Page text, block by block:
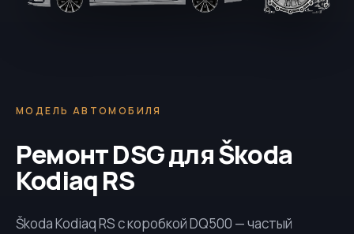
МОДЕЛЬ АВТОМОБИЛЯ
Ремонт DSG для Škoda
Kodiaq RS
Škoda Kodiaq RS с коробкойDQ500 — частый